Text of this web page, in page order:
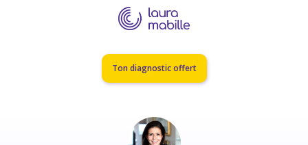
Ton diagnostic offert